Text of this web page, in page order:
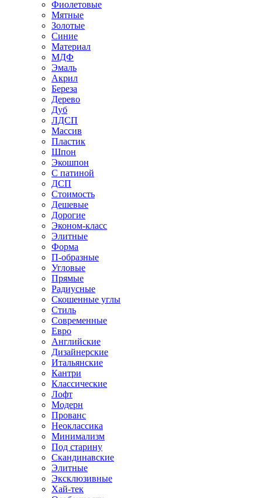
Фиолетовые
Мятные
Золотые
Синие
Материал
МДФ
Эмаль
Акрил
Береза
Дерево
Дуб
ЛДСП
Массив
Пластик
Шпон
Экошпон
С патиной
ДСП
Стоимость
Дешевые
Дорогие
Эконом-класс
Элитные
Форма
П-образные
Угловые
Прямые
Радиусные
Скошенные углы
Стиль
Современные
Евро
Английские
Дизайнерские
Итальянские
Кантри
Классические
Лофт
Модерн
Прованс
Неоклассика
Минимализм
Под старину
Скандинавские
Элитные
Эксклюзивные
Хай-тек